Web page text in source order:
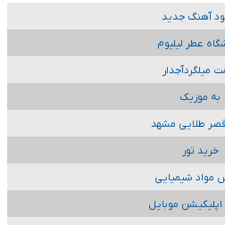
آهنگ جدید
عطر لیلیوم
میلگردآجدار
به موزیک
طلایی مشهد
خرید تور
مواد شیمیایی
موبایل